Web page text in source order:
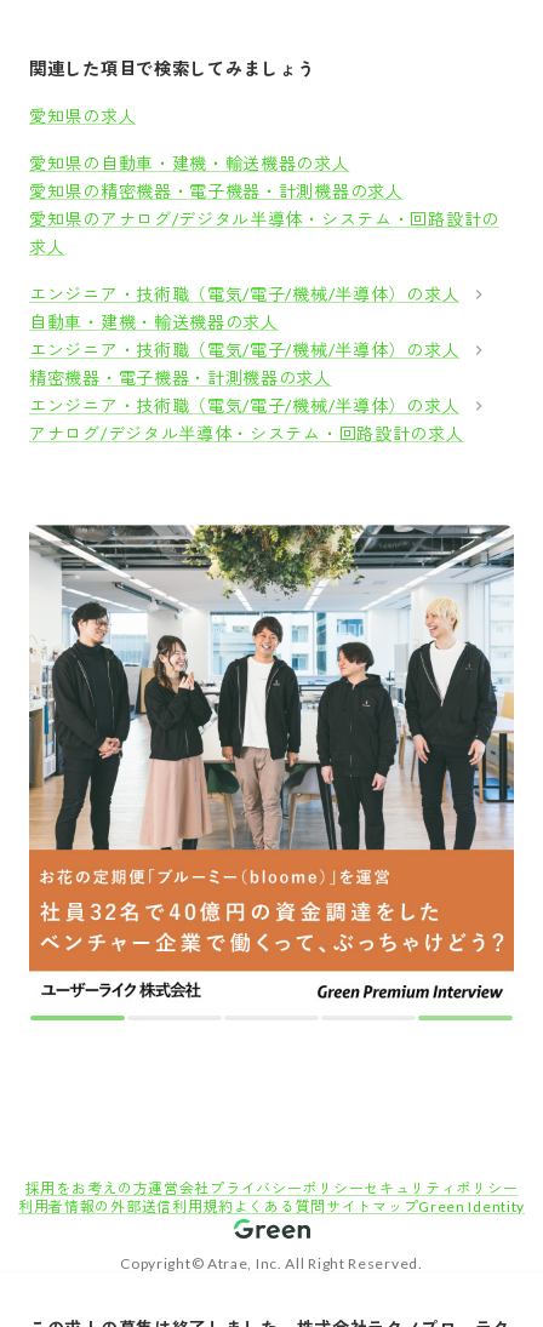
関連した項目で検索してみましょう
愛知県の求人
愛知県の自動車・建機・輸送機器の求人
愛知県の精密機器・電子機器・計測機器の求人
愛知県のアナログ/デジタル半導体・システム・回路設計の
求人
エンジニア・技術職（電気/電子/機械/半導体）の求人
自動車・建機・輸送機器の求人
エンジニア・技術職（電気/電子/機械/半導体）の求人
精密機器・電子機器・計測機器の求人
エンジニア・技術職（電気/電子/機械/半導体）の求人
アナログ/デジタル半導体・システム・回路設計の求人
採用をお考えの方 運営会社プライバシーポリシーセキュリティポリシー
利用者情報の外部送信
利用規約 よくある質問 サイトマップ Green Identity
Copyright© Atrae, Inc. All Right Reserved.
転職サイトGreen エンジニア・技術職（電気/電子/機械/半導体）の求人
【愛知】電気自動車インバータ（電源回路・モーター制御）/電池ECU開発_最先端電動化